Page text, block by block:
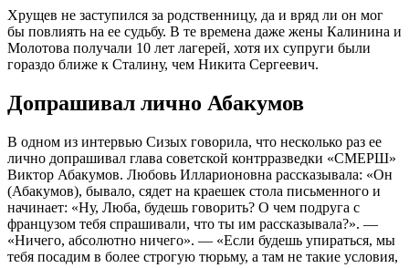
Хрущев не заступился за родственницу, да и вряд ли он мог
бы повлиять на ее судьбу. В те времена даже жены Калинина и
Молотова получали 10 лет лагерей, хотя их супруги были
гораздо ближе к Сталину, чем Никита Сергеевич.
Допрашивал лично Абакумов
В одном из интервью Сизых говорила, что несколько раз ее
лично допрашивал глава советской контрразведки «СМЕРШ»
Виктор Абакумов. Любовь Илларионовна рассказывала: «Он
(Абакумов), бывало, сядет на краешек стола письменного и
начинает: «Ну, Люба, будешь говорить? О чем подруга с
французом тебя спрашивали, что ты им рассказывала?». —
«Ничего, абсолютно ничего». — «Если будешь упираться, мы
тебя посадим в более строгую тюрьму, а там не такие условия,